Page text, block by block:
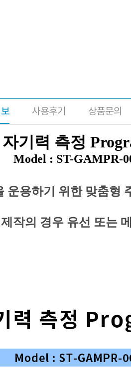
사용후기 상품문의
자기력 측정
Model : ST-GAMPR-
운용하기 위한 맞춤형
작의 경우 유선 또는